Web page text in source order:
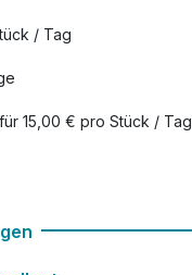
/ Tag
15,00 € pro Stück / Tag